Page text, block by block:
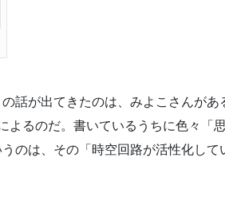
話が出てきたのは、みよこさんがあ
よるのだ。書いているうちに色々「
のは、その「時空回路が活性化して